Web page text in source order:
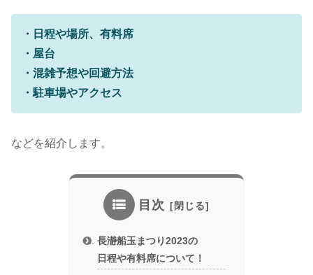
・日程や場所、有料席
・屋台
・混雑予想や回避方法
・駐車場やアクセス
などを紹介します。
目次
長瀞船玉まつり2023の
日程や有料席について！